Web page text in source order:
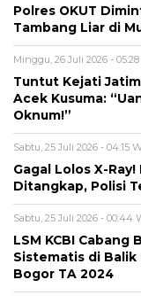
Polres OKUT
Tambang Liar di
Minggu, 26 Juli 2026 -
Tuntut Kejati
Acek Kusuma:
Oknum!”
Sabtu, 25 Juli 2026 - 04:15
Gagal Lolos X-
Ditangkap, Polisi
Sabtu, 25 Juli 2026 - 00:44
LSM KCBI Cabang
Sistematis di Balik
Bogor TA 2024